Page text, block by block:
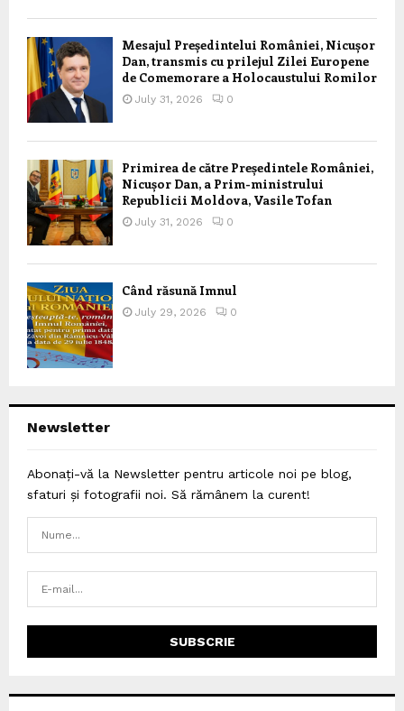
Mesajul Președintelui României, Nicușor
Dan, transmis cu prilejul Zilei Europene
de Comemorare a Holocaustului Romilor
July 31, 2026 0
Primirea de către Președintele României,
Nicușor Dan, a Prim-ministrului
Republicii Moldova, Vasile Tofan
July 31, 2026 0
Când răsună Imnul
July 29, 2026 0
Newsletter
Abonați-vă la Newsletter pentru articole noi pe blog,
sfaturi și fotografii noi. Să rămânem la curent!